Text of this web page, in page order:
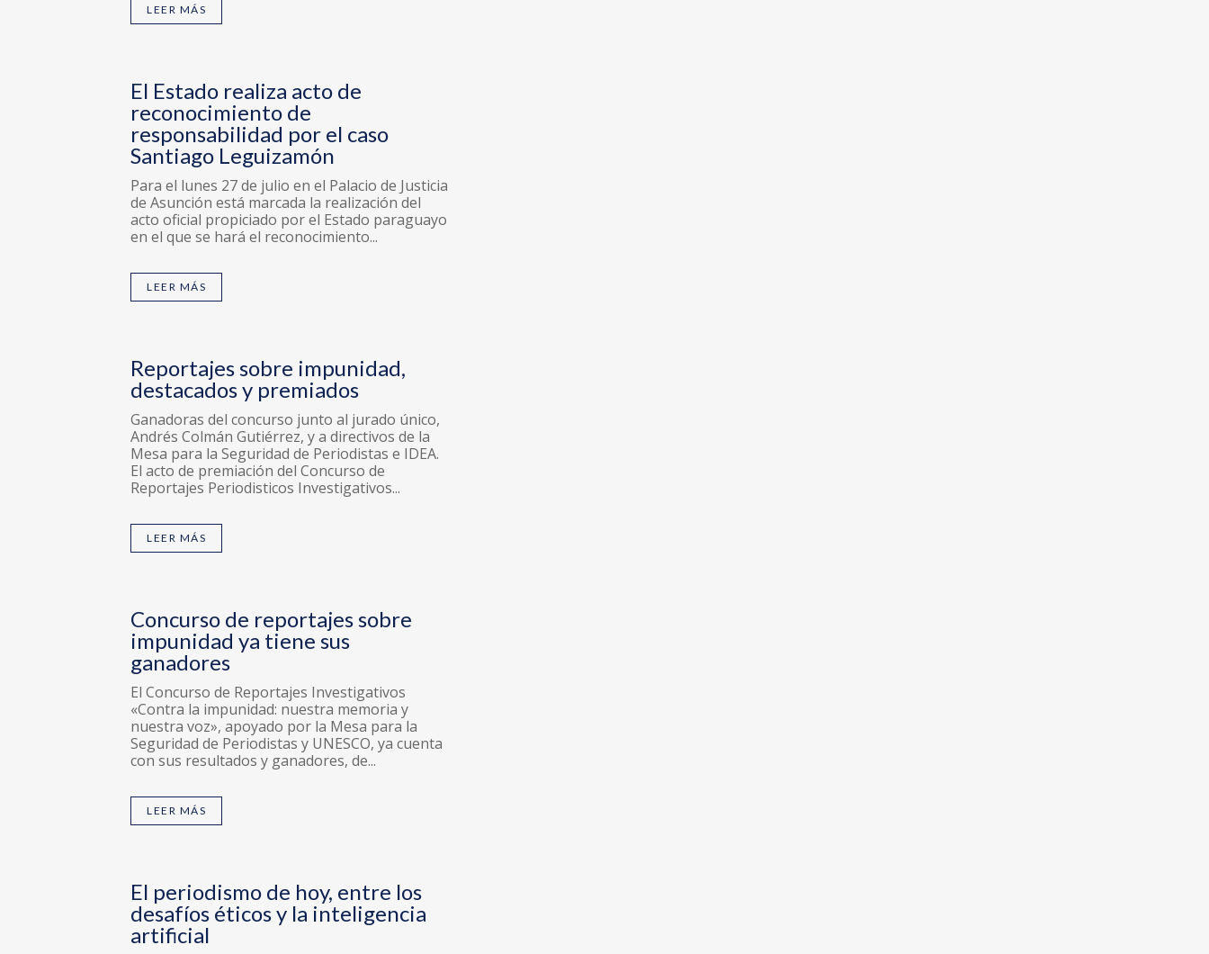
LEER MÁS
El Estado realiza acto de
reconocimiento de
responsabilidad por el caso
Santiago Leguizamón
Para el lunes 27 de julio en el Palacio de Justicia
de Asunción está marcada la realización del
acto oficial propiciado por el Estado paraguayo
en el que se hará el reconocimiento...
LEER MÁS
Reportajes sobre impunidad,
destacados y premiados
Ganadoras del concurso junto al jurado único,
Andrés Colmán Gutiérrez, y a directivos de la
Mesa para la Seguridad de Periodistas e IDEA.
El acto de premiación del Concurso de
Reportajes Periodisticos Investigativos...
LEER MÁS
Concurso de reportajes sobre
impunidad ya tiene sus
ganadores
El Concurso de Reportajes Investigativos
«Contra la impunidad: nuestra memoria y
nuestra voz», apoyado por la Mesa para la
Seguridad de Periodistas y UNESCO, ya cuenta
con sus resultados y ganadores, de...
LEER MÁS
El periodismo de hoy, entre los
desafíos éticos y la inteligencia
artificial